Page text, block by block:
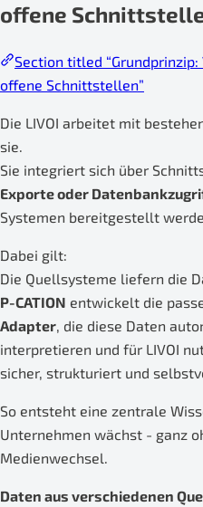
offene
Section titled
offene Schnittstellen”
Die LIVOI arbeitet mit
sie.
Sie integriert sich über
Exporte oder
Systemen bereitgestellt
Dabei gilt:
Die Quellsysteme liefern die
P-CATION entwickelt die
Adapter, die diese Daten
interpretieren und für LIVOI
sicher, strukturiert und
So entsteht eine zentrale
Unternehmen wächst - ganz
Medienwechsel.
Daten aus verschiedenen